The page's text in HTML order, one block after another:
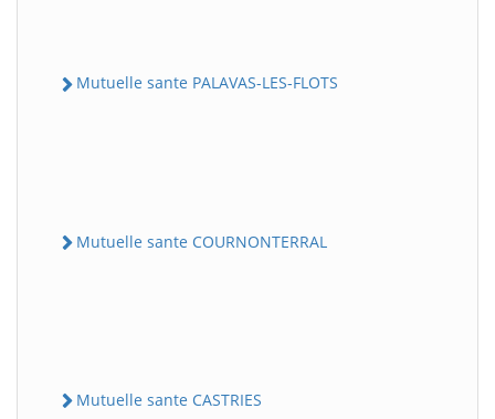
Mutuelle sante PALAVAS-LES-FLOTS
Mutuelle sante COURNONTERRAL
Mutuelle sante CASTRIES